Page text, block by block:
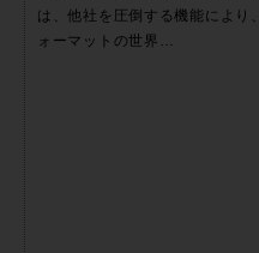
は、他社を圧倒する機能により
ォーマットの世界…